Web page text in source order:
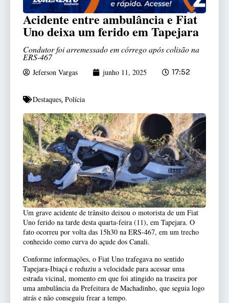
Acidente entre ambulância e Fiat
Uno deixa um ferido em Tapejara
Condutor foi arremessado em córrego após colisão na
ERS-467
Jeferson Vargas junho 11, 2025 17:52
Destaques, Polícia
Um grave acidente de trânsito deixou o motorista de um Fiat
Uno ferido na tarde desta quarta-feira (11), em Tapejara. O
fato ocorreu por volta das 15h30 na ERS-467, em um trecho
conhecido como curva do açude dos Canali.
Conforme informações, o Fiat Uno trafegava no sentido
Tapejara-Ibiaçá e reduziu a velocidade para acessar uma
estrada vicinal, momento em que foi atingido na traseira por
uma ambulância da Prefeitura de Machadinho, que seguia logo
atrás e não conseguiu frear a tempo.